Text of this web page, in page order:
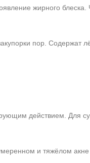
жирного
пор. Содержат
действием. Для
и тяжёлом акне